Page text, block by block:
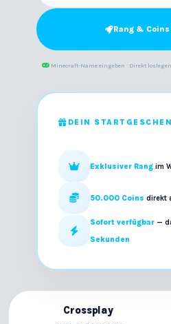
Rang &
Minecraft-Name eingeben · Direkt
DEIN
Exklusiver Rang im
50.000 Coins direkt
Sofort verfügbar —
Sekunden
Crossplay